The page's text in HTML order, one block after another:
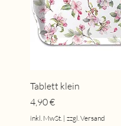
Schnellansicht
Tablett klein
Preis
4,90 €
inkl. MwSt. | zzgl. Versand